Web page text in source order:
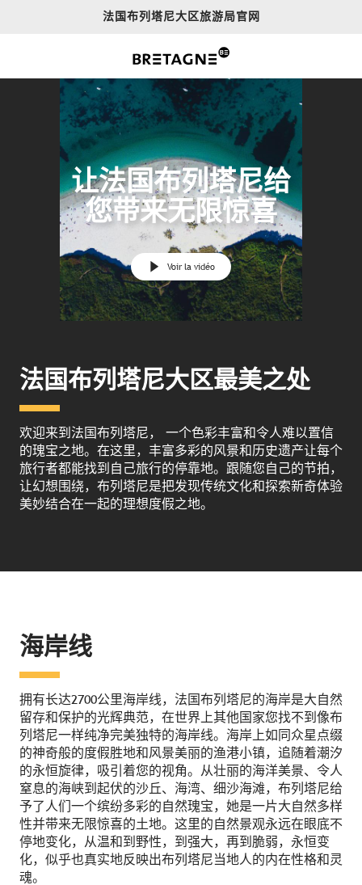
法国布列塔尼大区旅游局官网
让法国布列塔尼给
您带来无限惊喜
Voir la vidéo
法国布列塔尼大区最美之处
欢迎来到法国布列塔尼， 一个色彩丰富和令人难以置信
的瑰宝之地。在这里，丰富多彩的风景和历史遗产让每个
旅行者都能找到自己旅行的停靠地。跟随您自己的节拍，
让幻想围绕，布列塔尼是把发现传统文化和探索新奇体验
美妙结合在一起的理想度假之地。
海岸线
拥有长达2700公里海岸线，法国布列塔尼的海岸是大自然
留存和保护的光辉典范，在世界上其他国家您找不到像布
列塔尼一样纯净完美独特的海岸线。海岸上如同众星点缀
的神奇般的度假胜地和风景美丽的渔港小镇，追随着潮汐
的永恒旋律，吸引着您的视角。从壮丽的海洋美景、令人
窒息的海峡到起伏的沙丘、海湾、细沙海滩，布列塔尼给
予了人们一个缤纷多彩的自然瑰宝，她是一片大自然多样
性并带来无限惊喜的土地。这里的自然景观永远在眼底不
停地变化，从温和到野性，到强大，再到脆弱，永恒变
化，似乎也真实地反映出布列塔尼当地人的内在性格和灵
魂。